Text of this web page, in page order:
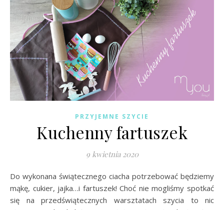
PRZYJEMNE SZYCIE
Kuchenny fartuszek
9 kwietnia 2020
Do wykonana świątecznego ciacha potrzebować będziemy
mąkę, cukier, jajka…i fartuszek! Choć nie mogliśmy spotkać
się na przedświątecznych warsztatach szycia to nic